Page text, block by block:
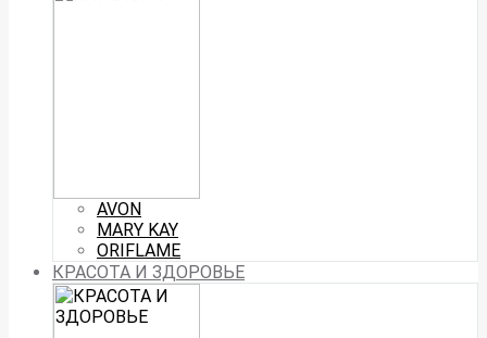
AVON
MARY KAY
ORIFLAME
КРАСОТА И ЗДОРОВЬЕ